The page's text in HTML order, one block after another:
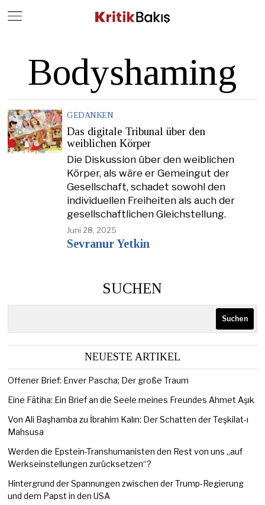
Bodyshaming
GEDANKEN
Das digitale Tribunal über den
weiblichen Körper
Die Diskussion über den weiblichen
Körper, als wäre er Gemeingut der
Gesellschaft, schadet sowohl den
individuellen Freiheiten als auch der
gesellschaftlichen Gleichstellung.
Juni 28, 2025
Sevranur Yetkin
SUCHEN
Suchen
NEUESTE ARTIKEL
Offener Brief: Enver Pascha; Der große Traum
Eine Fātiha: Ein Brief an die Seele meines Freundes Ahmet Aşık
Von Ali Başhamba zu İbrahim Kalın: Der Schatten der Teşkilat-ı
Mahsusa
Werden die Epstein-Transhumanisten den Rest von uns „auf
Werkseinstellungen zurücksetzen“?
Hintergrund der Spannungen zwischen der Trump-Regierung
und dem Papst in den USA